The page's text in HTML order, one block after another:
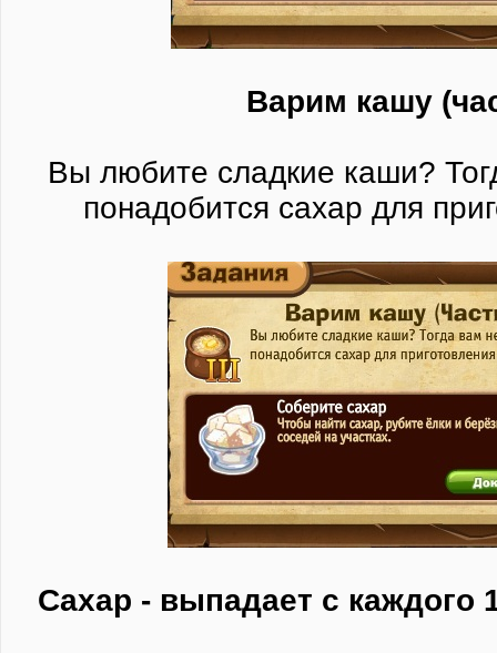
Варим кашу
Вы любите сладкие каши?
понадобится сахар для
Сахар - выпадает с каждого